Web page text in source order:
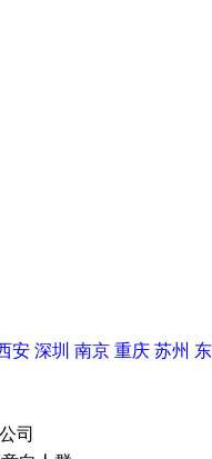
安 深圳 南京 重庆 苏州 东
司